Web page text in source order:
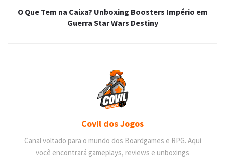
O Que Tem na Caixa? Unboxing Boosters Império em
Guerra Star Wars Destiny
Covil dos Jogos
Canal voltado para o mundo dos Boardgames e RPG. Aqui
você encontrará gameplays, reviews e unboxings